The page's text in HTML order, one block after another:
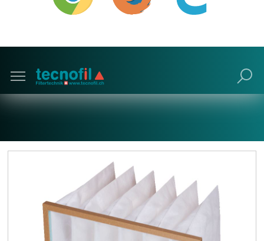
Mit veraltetem Browser weitermachen (nicht